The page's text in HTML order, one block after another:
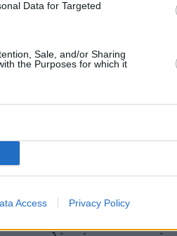
Data for Targeted
Sale, and/or Sharing
the Purposes for which it
Access Privacy Policy
για να επιστρέψει
ο αντιπολιτευτικός
φαύλο κύκλο. Οι
διψήφια διαφορά
τη δεύτερη
είναι το ΠΑΣΟΚ, είτε